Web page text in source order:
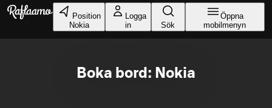
Gå till huvudinnehållet
Position
Nokia
Logga
in
Sök
Öppna
mobilmenyn
Boka bord: Nokia